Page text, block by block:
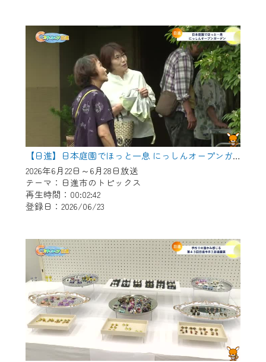
【日進】日本庭園でほっと一息 にっしんオープンガーデン
2026年6月22日～6月28日放送
テーマ：日進市のトピックス
再生時間：00:02:42
登録日：2026/06/23
作業の間は、CCNetWebTVの画面が「メン
テナンス中」になり、ご利用いただけませ
ご不便をおかけいたしますが、ご了承の程
よろしくお願いいたします。